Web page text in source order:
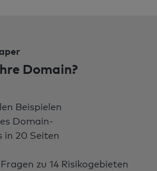
Domain?
Beispielen
Domain-
in 20 Seiten
zu 14 Risikogebieten